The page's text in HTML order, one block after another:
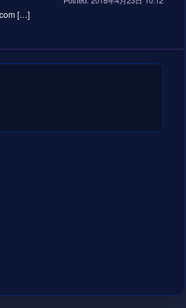
[…]